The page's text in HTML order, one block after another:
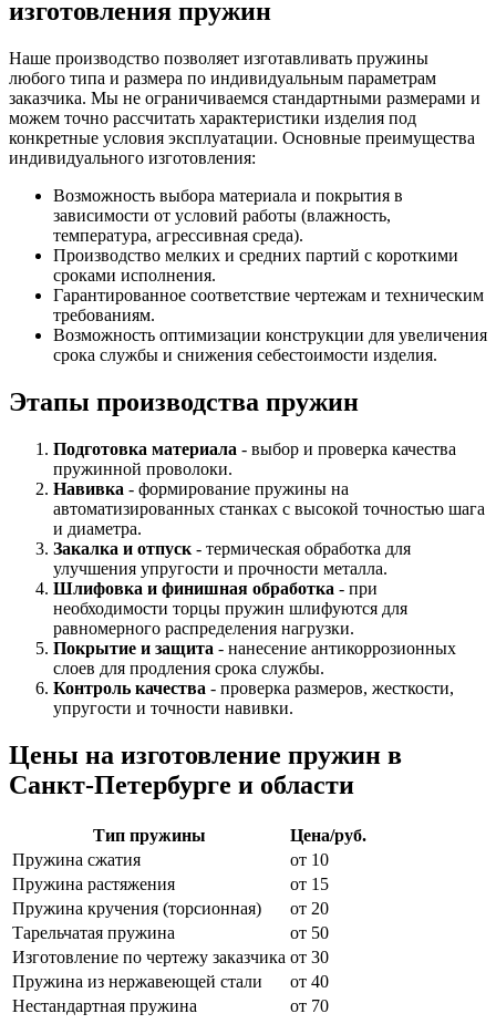
изготовления пружин
Наше производство позволяет изготавливать пружины
любого типа и размера по индивидуальным параметрам
заказчика. Мы не ограничиваемся стандартными размерами и
можем точно рассчитать характеристики изделия под
конкретные условия эксплуатации. Основные преимущества
индивидуального изготовления:
Возможность выбора материала и покрытия в
зависимости от условий работы (влажность,
температура, агрессивная среда).
Производство мелких и средних партий с короткими
сроками исполнения.
Гарантированное соответствие чертежам и техническим
требованиям.
Возможность оптимизации конструкции для увеличения
срока службы и снижения себестоимости изделия.
Этапы производства пружин
Подготовка материала - выбор и проверка качества
пружинной проволоки.
Навивка - формирование пружины на
автоматизированных станках с высокой точностью шага
и диаметра.
Закалка и отпуск - термическая обработка для
улучшения упругости и прочности металла.
Шлифовка и финишная обработка - при
необходимости торцы пружин шлифуются для
равномерного распределения нагрузки.
Покрытие и защита - нанесение антикоррозионных
слоев для продления срока службы.
Контроль качества - проверка размеров, жесткости,
упругости и точности навивки.
Цены на изготовление пружин в
Санкт-Петербурге и области
Тип пружины
Цена/руб.
Пружина сжатия
от 10
Пружина растяжения
от 15
Пружина кручения (торсионная)
от 20
Тарельчатая пружина
от 50
Изготовление по чертежу заказчика от 30
Пружина из нержавеющей стали
от 40
Нестандартная пружина
от 70